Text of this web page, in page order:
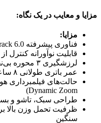
مزایا و معایب در یک نگاه:
مزایا:
فناوری پیشرفته ActiveTrack 6.0 با دقت و پایداری فوق‌العاده
قابلیت نوآورانه کنترل
لرزشگیری ۳ محوره بی‌نقص و بسیار روان
عمر باتری طولانی ۸ ساعته برای یک روز کامل فیلمبرداری
Dynamic Zoom)
طراحی سبک، تاشو و
ظرفیت تحمل وزن بالا
سنگین